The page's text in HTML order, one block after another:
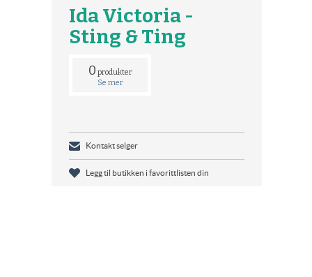
Ida Victoria -
Sting & Ting
0 produkter
Se mer
Kontakt selger
Legg til butikken i favorittlisten din